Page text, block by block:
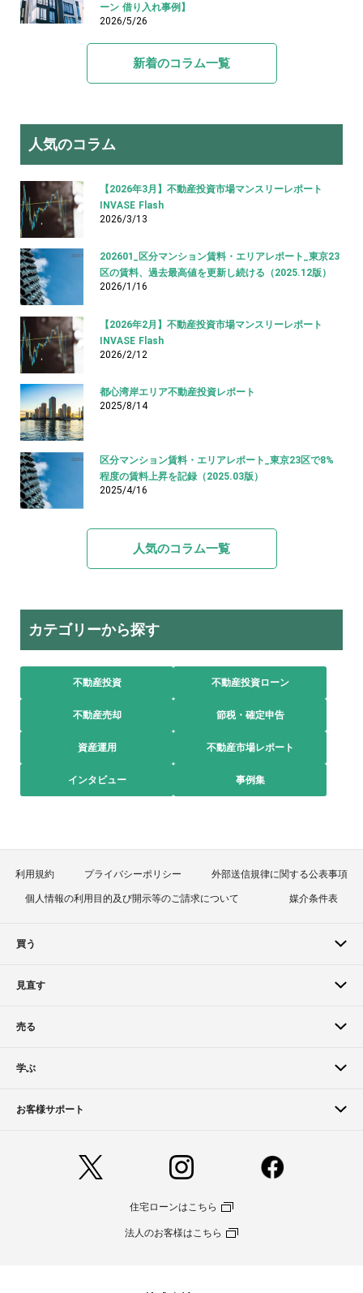
ーン 借り入れ事例】
2026/5/26
新着のコラム一覧
人気のコラム
【2026年3月】不動産投資市場マンスリーレポート
INVASE Flash
2026/3/13
202601_区分マンション賃料・エリアレポート_東京23
区の賃料、過去最高値を更新し続ける（2025.12版）
2026/1/16
【2026年2月】不動産投資市場マンスリーレポート
INVASE Flash
2026/2/12
都心湾岸エリア不動産投資レポート
2025/8/14
区分マンション賃料・エリアレポート_東京23区で8%
程度の賃料上昇を記録（2025.03版）
2025/4/16
人気のコラム一覧
カテゴリーから探す
不動産投資 不動産投資ローン
不動産売却 節税・確定申告
資産運用 不動産市場レポート
インタビュー 事例集
利用規約 プライバシーポリシー 外部送信規律に関する公表事項
個人情報の利用目的及び開示等のご請求について 媒介条件表
買う
見直す
売る
学ぶ
お客様サポート
住宅ローンはこちら
法人のお客様はこちら